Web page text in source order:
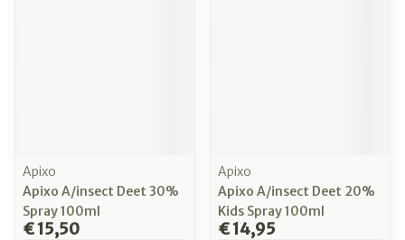
Apixo
Apixo A/insect Deet 30%
Spray 100ml
€ 15,50
Apixo
Apixo A/insect Deet 20%
Kids Spray 100ml
€ 14,95